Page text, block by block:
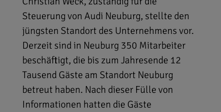
Steuerung von Audi Neuburg, stellte den
jüngsten Standort des Unternehmens vor.
Derzeit sind in Neuburg 350 Mitarbeiter
beschäftigt, die bis zum Jahresende 12
Tausend Gäste am Standort Neuburg
betreut haben. Nach dieser Fülle von
Informationen hatten die Gäste